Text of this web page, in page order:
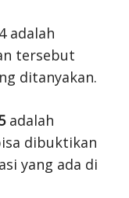
adalah
tersebut
ditanyakan.
adalah
dibuktikan
yang ada di